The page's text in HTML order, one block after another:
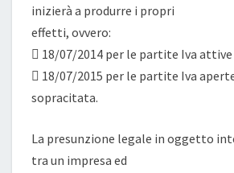
inizierà a produrre i propri
effetti, ovvero:
 18/07/2014 per le partite Iva attive
 18/07/2015 per le partite Iva
sopracitata.
La presunzione legale in oggetto
tra un impresa ed